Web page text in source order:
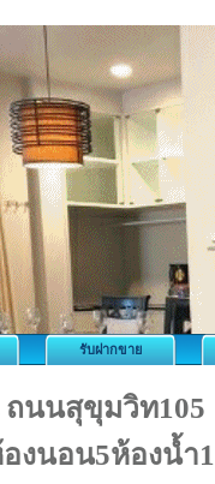
รับฝากขาย
นนสุขุมวิท105
องนอน5ห้องน้ำ